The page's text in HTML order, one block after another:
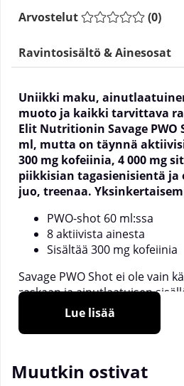
Arvostelut (0)
Ravintosisältö & Ainesosat
Uniikki maku,
muoto ja kaikki tarvittava
Elit Nutritionin Savage PWO
ml, mutta on täynnä
300 mg kofeiinia, 4 000 mg
piikkisian tagasienisientä ja
juo, treenaa.
PWO-shot 60 ml:ssa
8 aktiivista ainesta
Sisältää 300 mg kofeiinia
Savage PWO Shot ei ole vain
raskaan ja ainutlaatuisen
Tämä shot on ehkä kätevin
mitä sinun tarvitsee tehdä on
Elit Nutrition on laittanut kaiken
Lue lisää
Muutkin ostivat